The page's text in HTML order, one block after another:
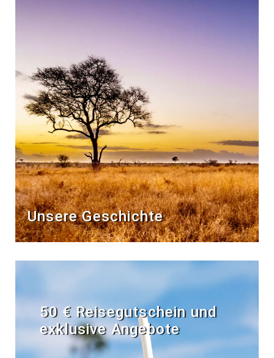
Unsere Geschichte
50 € Reisegutschein und
exklusive Angebote